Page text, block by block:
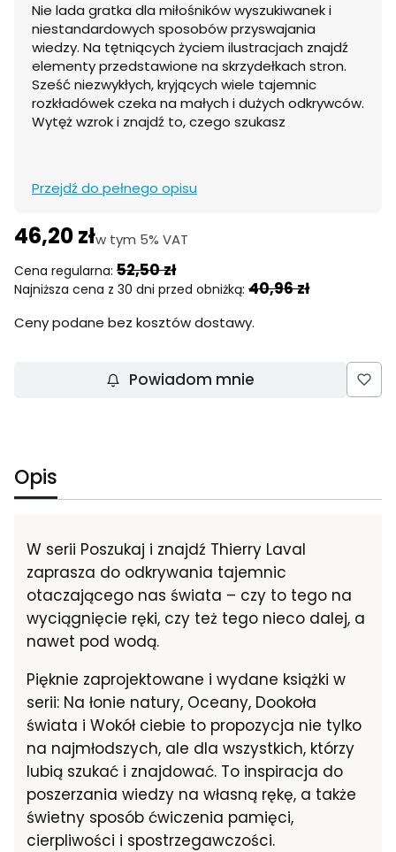
Nie lada gratka dla miłośników wyszukiwanek i
niestandardowych sposobów przyswajania
wiedzy. Na tętniących życiem ilustracjach znajdź
elementy przedstawione na skrzydełkach stron.
Sześć niezwykłych, kryjących wiele tajemnic
rozkładówek czeka na małych i dużych odkrywców.
Wytęż wzrok i znajdź to, czego szukasz
Przejdź do pełnego opisu
46,20 złw tym 5% VAT
w tym 5% VAT
Cena regularna: 52,50 zł
Najniższa cena z 30 dni przed obniżką: 40,96 zł
Ceny podane bez kosztów dostawy.
Powiadom mnie
Opis
W serii Poszukaj i znajdź Thierry Laval
zaprasza do odkrywania tajemnic
otaczającego nas świata – czy to tego na
wyciągnięcie ręki, czy też tego nieco dalej, a
nawet pod wodą.
Pięknie zaprojektowane i wydane książki w
serii: Na łonie natury, Oceany, Dookoła
świata i Wokół ciebie to propozycja nie tylko
na najmłodszych, ale dla wszystkich, którzy
lubią szukać i znajdować. To inspiracja do
poszerzania wiedzy na własną rękę, a także
świetny sposób ćwiczenia pamięci,
cierpliwości i spostrzegawczości.